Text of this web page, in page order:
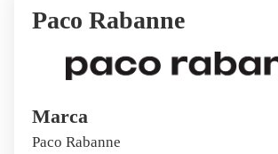
Paco Rabanne
Marca
Paco Rabanne